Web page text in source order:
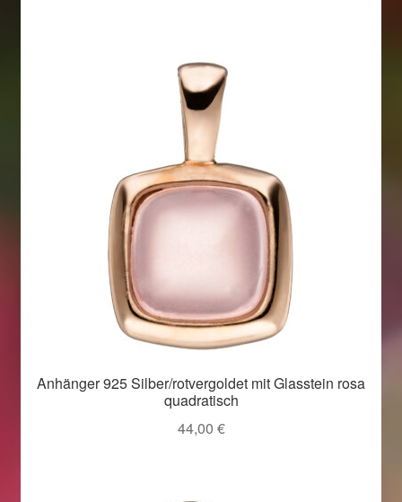
Anhänger 925 Silber/rotvergoldet mit Glasstein rosa
quadratisch
44,00 €